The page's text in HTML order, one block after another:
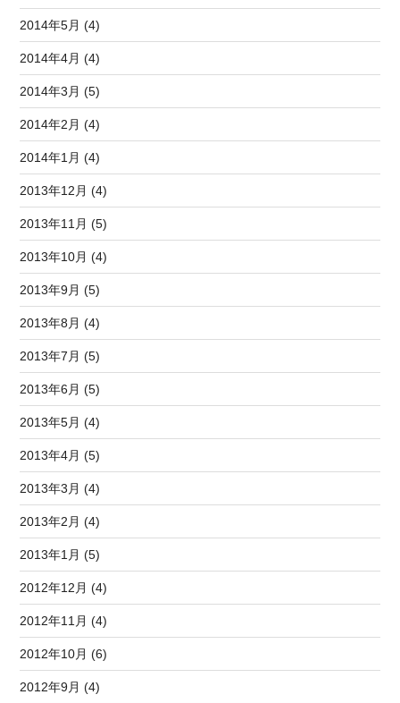
2014年5月 (4)
2014年4月 (4)
2014年3月 (5)
2014年2月 (4)
2014年1月 (4)
2013年12月 (4)
2013年11月 (5)
2013年10月 (4)
2013年9月 (5)
2013年8月 (4)
2013年7月 (5)
2013年6月 (5)
2013年5月 (4)
2013年4月 (5)
2013年3月 (4)
2013年2月 (4)
2013年1月 (5)
2012年12月 (4)
2012年11月 (4)
2012年10月 (6)
2012年9月 (4)